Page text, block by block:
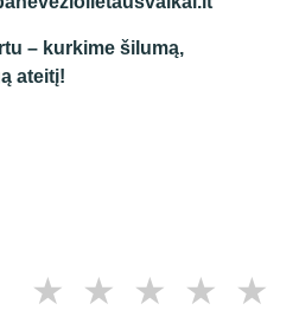
– kurkime šilumą,
ateitį!
★ ★ ★ ★ ★